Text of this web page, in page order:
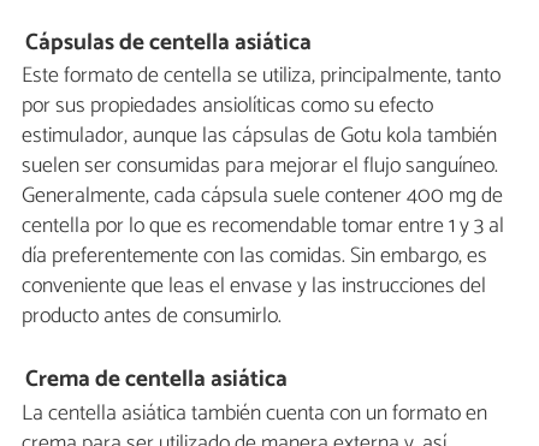
Cápsulas de centella asiática
Este formato de centella se utiliza, principalmente, tanto
por sus propiedades ansiolíticas como su efecto
estimulador, aunque las cápsulas de Gotu kola también
suelen ser consumidas para mejorar el flujo sanguíneo.
Generalmente, cada cápsula suele contener 400 mg de
centella por lo que es recomendable tomar entre 1 y 3 al
día preferentemente con las comidas. Sin embargo, es
conveniente que leas el envase y las instrucciones del
producto antes de consumirlo.
Crema de centella asiática
La centella asiática también cuenta con un formato en